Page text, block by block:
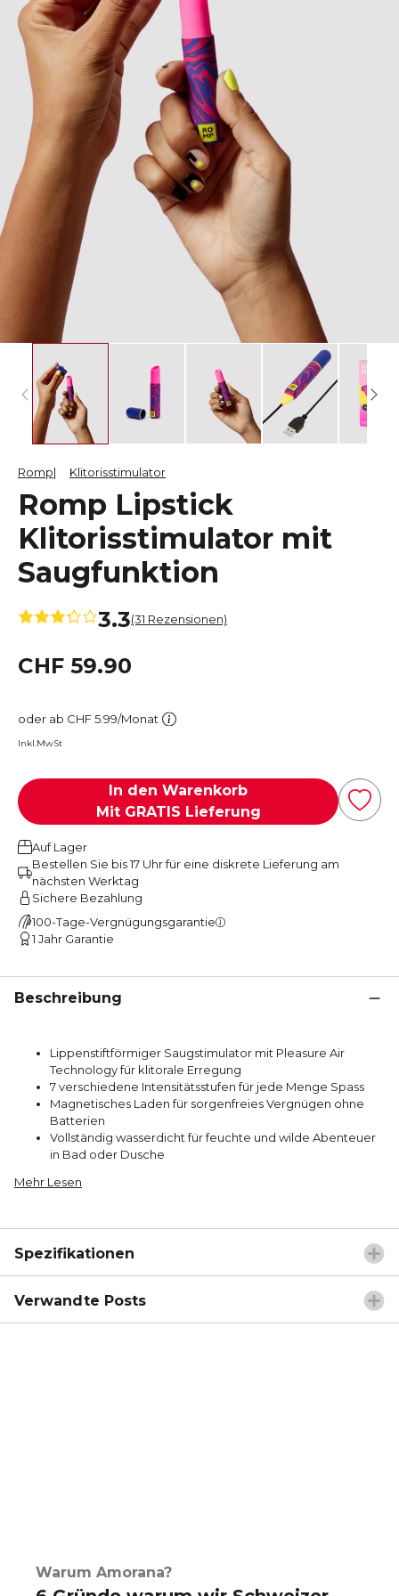
Romp Klitorisstimulator
Romp Lipstick
Klitorisstimulator mit
Saugfunktion
3.3(31 Rezensionen)
CHF 59.90
oder ab CHF 5.99/Monat
Inkl.MwSt
In den Warenkorb
Mit GRATIS Lieferung
Auf Lager
Bestellen Sie bis 17 Uhr für eine diskrete Lieferung am
nächsten Werktag
Sichere Bezahlung
100-Tage-Vergnügungsgarantie
1 Jahr Garantie
Beschreibung
Lippenstiftförmiger Saugstimulator mit Pleasure Air
Technology für klitorale Erregung
7 verschiedene Intensitätsstufen für jede Menge Spass
Magnetisches Laden für sorgenfreies Vergnügen ohne
Batterien
Vollständig wasserdicht für feuchte und wilde Abenteuer
in Bad oder Dusche
Mehr Lesen
Spezifikationen
Verwandte Posts
Warum Amorana?